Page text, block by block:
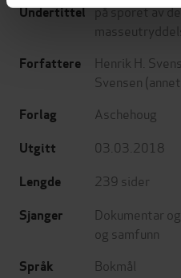
Undertittel på sporet av
Forfattere Henrik H.
Svensen
Forlag Aschehoug
Utgitt 03.03.2018
Lengde 239 sider
Sjanger Dokumentar
og samfunn
Språk Bokmål